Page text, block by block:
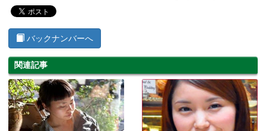
バックナンバーへ
関連記事